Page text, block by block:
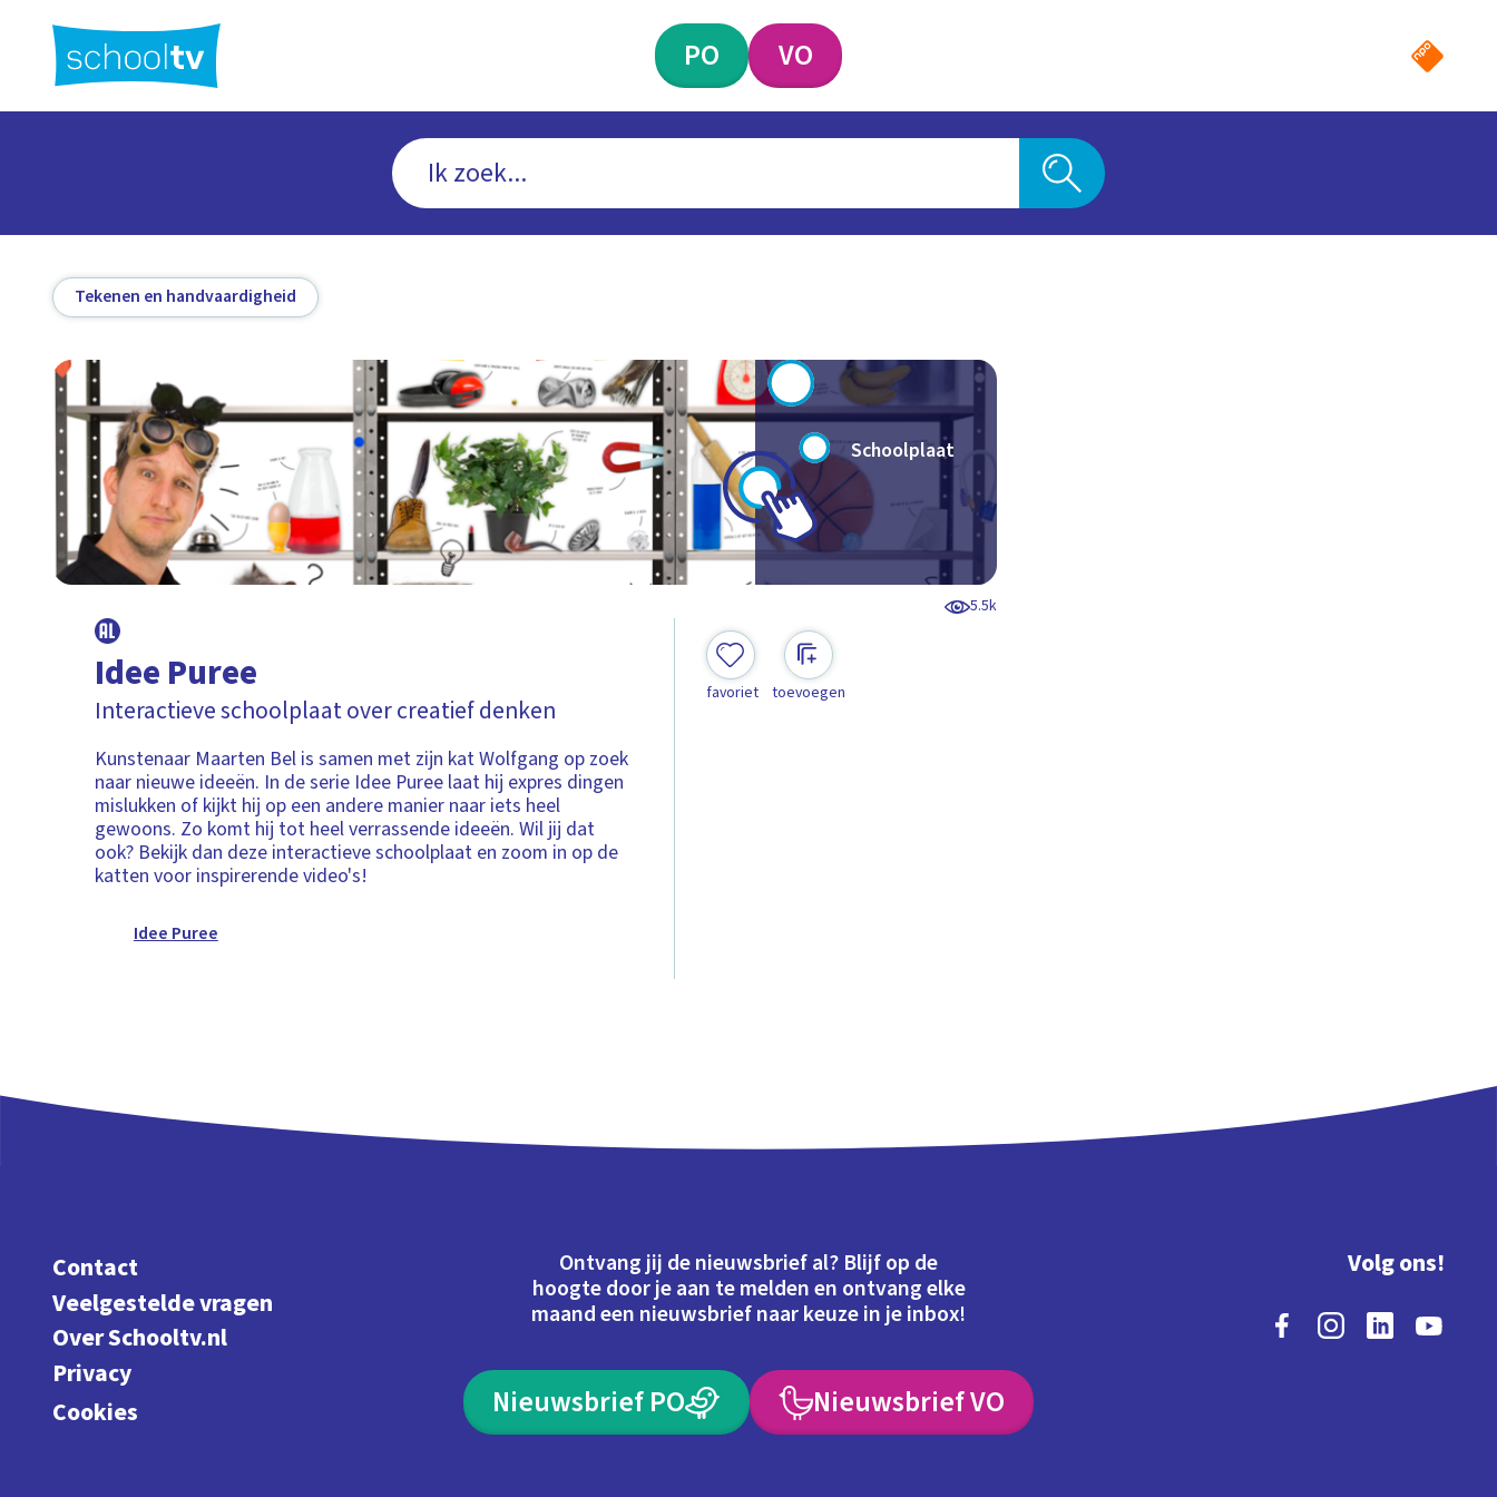
hoofdinhoud
PO VO
Tekenen en handvaardigheid
Schoolplaat
5.5k
Idee Puree
Interactieve schoolplaat over creatief denken
Kunstenaar Maarten Bel is samen met zijn kat Wolfgang op zoek
naar nieuwe ideeën. In de serie Idee Puree laat hij expres dingen
mislukken of kijkt hij op een andere manier naar iets heel
gewoons. Zo komt hij tot heel verrassende ideeën. Wil jij dat
ook? Bekijk dan deze interactieve schoolplaat en zoom in op de
katten voor inspirerende video's!
Idee Puree
favoriet toevoegen
Contact
Veelgestelde vragen
Over Schooltv.nl
Privacy
Cookies
Ontvang jij de nieuwsbrief al? Blijf op de
hoogte door je aan te melden en ontvang elke
maand een nieuwsbrief naar keuze in je inbox!
Nieuwsbrief PO Nieuwsbrief VO
Volg ons!